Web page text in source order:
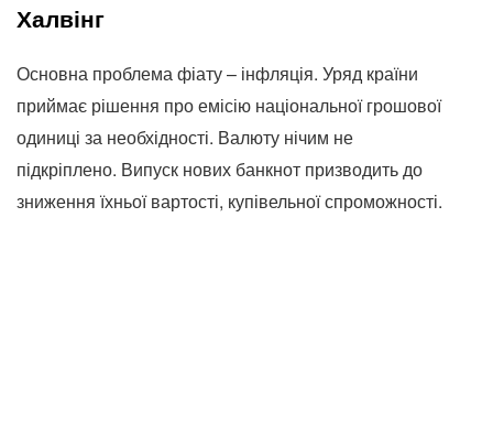
Халвінг
Основна проблема фіату – інфляція. Уряд країни
приймає рішення про емісію національної грошової
одиниці за необхідності. Валюту нічим не
підкріплено. Випуск нових банкнот призводить до
зниження їхньої вартості, купівельної спроможності.